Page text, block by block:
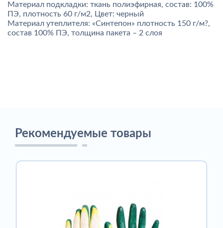
Материал подкладки: ткань полиэфирная, состав: 100%
ПЭ, плотность 60 г/м2, Цвет: черный
Материал утеплителя: «Синтепон» плотность 150 г/м?,
состав 100% ПЭ, толщина пакета – 2 слоя
Рекомендуемые товары